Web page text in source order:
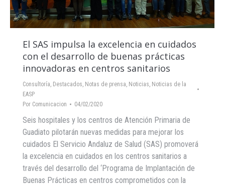
El SAS impulsa la excelencia en cuidados
con el desarrollo de buenas prácticas
innovadoras en centros sanitarios
Consultoría, Destacados, Notas de prensa, Noticias, Noticias de la
EASP
Por Comunicacion 04/02/2020
Seis hospitales y los centros de Atención Primaria de
Guadiato pilotarán nuevas medidas para mejorar los
cuidados El Servicio Andaluz de Salud (SAS) promoverá
la excelencia en cuidados en los centros sanitarios a
través del desarrollo del ‘Programa de Implantación de
Buenas Prácticas en centros comprometidos con la